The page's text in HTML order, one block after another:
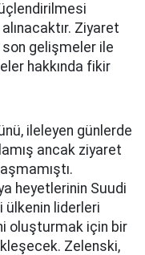
Ziyaret
son gelişmeler ile
hakkında fikir
ileleyen günlerde
ancak ziyaret
heyetlerinin Suudi
ülkenin liderleri
oluşturmak için bir
Zelenski,